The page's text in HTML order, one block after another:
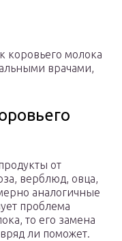
коровьего молока
врачами,
от
верблюд, овца,
аналогичные
проблема
то его замена
ли поможет.